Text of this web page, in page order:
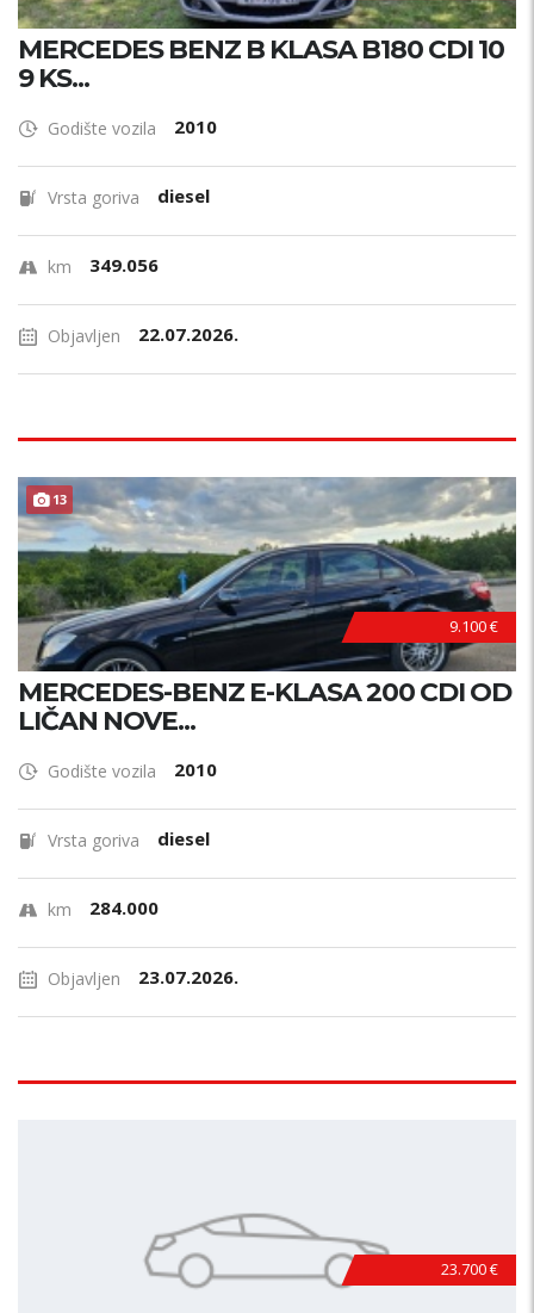
MERCEDES BENZ B KLASA B180 CDI 10
9 KS...
Godište vozila 2010
Vrsta goriva diesel
km 349.056
Objavljen 22.07.2026.
13
9.100 €
MERCEDES-BENZ E-KLASA 200 CDI OD
LIČAN NOVE...
Godište vozila 2010
Vrsta goriva diesel
km 284.000
Objavljen 23.07.2026.
23.700 €